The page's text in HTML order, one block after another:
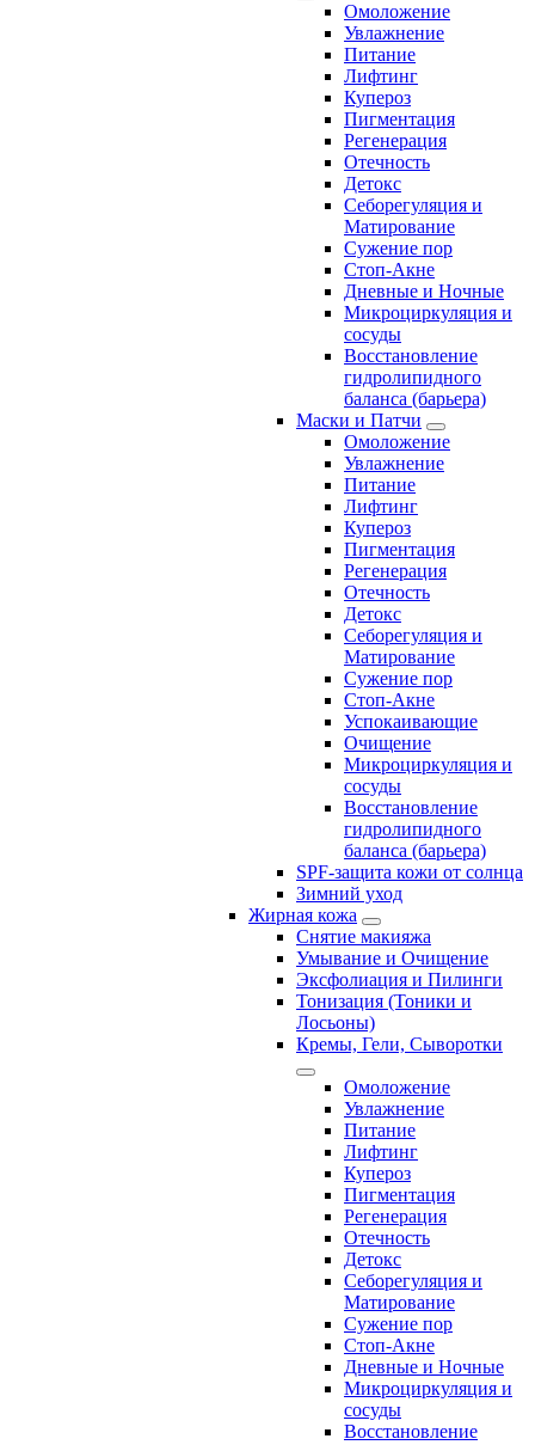
Омоложение
Увлажнение
Питание
Лифтинг
Купероз
Пигментация
Регенерация
Отечность
Детокс
Себорегуляция и
Матирование
Сужение пор
Стоп-Акне
Дневные и Ночные
Микроциркуляция и
сосуды
Восстановление
гидролипидного
баланса (барьера)
Маски и Патчи
Омоложение
Увлажнение
Питание
Лифтинг
Купероз
Пигментация
Регенерация
Отечность
Детокс
Себорегуляция и
Матирование
Сужение пор
Стоп-Акне
Успокаивающие
Очищение
Микроциркуляция и
сосуды
Восстановление
гидролипидного
баланса (барьера)
SPF-защита кожи от солнца
Зимний уход
Жирная кожа
Снятие макияжа
Умывание и Очищение
Эксфолиация и Пилинги
Тонизация (Тоники и
Лосьоны)
Кремы, Гели, Сыворотки
Омоложение
Увлажнение
Питание
Лифтинг
Купероз
Пигментация
Регенерация
Отечность
Детокс
Себорегуляция и
Матирование
Сужение пор
Стоп-Акне
Дневные и Ночные
Микроциркуляция и
сосуды
Восстановление